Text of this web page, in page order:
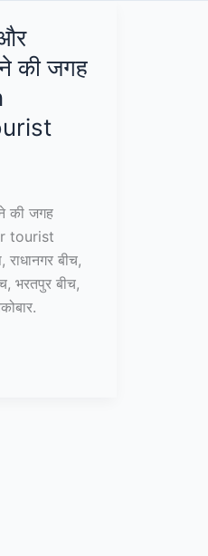
की जगह
की जगह
tourist
बीच,
भरतपुर बीच,